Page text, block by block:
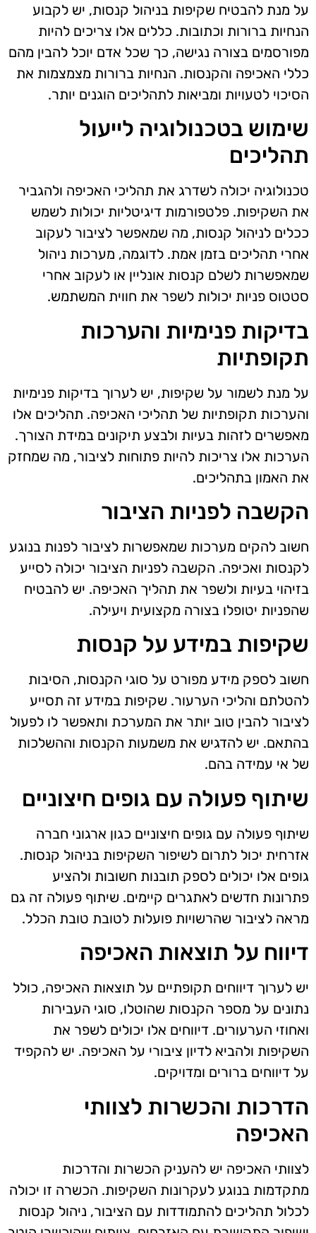
על מנת להבטיח שקיפות בניהול קנסות, יש לקבוע
הנחיות ברורות וכתובות. כללים אלו צריכים להיות
מפורסמים בצורה נגישה, כך שכל אדם יוכל להבין מהם
כללי האכיפה והקנסות. הנחיות ברורות מצמצמות את
הסיכוי לטעויות ומביאות לתהליכים הוגנים יותר.
שימוש בטכנולוגיה לייעול
תהליכים
טכנולוגיה יכולה לשדרג את תהליכי האכיפה ולהגביר
את השקיפות. פלטפורמות דיגיטליות יכולות לשמש
ככלים לניהול קנסות, מה שמאפשר לציבור לעקוב
אחרי תהליכים בזמן אמת. לדוגמה, מערכות ניהול
שמאפשרות לשלם קנסות אונליין או לעקוב אחרי
סטטוס פניות יכולות לשפר את חווית המשתמש.
בדיקות פנימיות והערכות
תקופתיות
על מנת לשמור על שקיפות, יש לערוך בדיקות פנימיות
והערכות תקופתיות של תהליכי האכיפה. תהליכים אלו
מאפשרים לזהות בעיות ולבצע תיקונים במידת הצורך.
הערכות אלו צריכות להיות פתוחות לציבור, מה שמחזק
את האמון בתהליכים.
הקשבה לפניות הציבור
חשוב להקים מערכות שמאפשרות לציבור לפנות בנוגע
לקנסות ואכיפה. הקשבה לפניות הציבור יכולה לסייע
בזיהוי בעיות ולשפר את תהליך האכיפה. יש להבטיח
שהפניות יטופלו בצורה מקצועית ויעילה.
שקיפות במידע על קנסות
חשוב לספק מידע מפורט על סוגי הקנסות, הסיבות
להטלתם והליכי הערעור. שקיפות במידע זה תסייע
לציבור להבין טוב יותר את המערכת ותאפשר לו לפעול
בהתאם. יש להדגיש את משמעות הקנסות וההשלכות
של אי עמידה בהם.
שיתוף פעולה עם גופים חיצוניים
שיתוף פעולה עם גופים חיצוניים כגון ארגוני חברה
אזרחית יכול לתרום לשיפור השקיפות בניהול קנסות.
גופים אלו יכולים לספק תובנות חשובות ולהציע
פתרונות חדשים לאתגרים קיימים. שיתוף פעולה זה גם
מראה לציבור שהרשויות פועלות לטובת טובת הכלל.
דיווח על תוצאות האכיפה
יש לערוך דיווחים תקופתיים על תוצאות האכיפה, כולל
נתונים על מספר הקנסות שהוטלו, סוגי העבירות
ואחוזי הערעורים. דיווחים אלו יכולים לשפר את
השקיפות ולהביא לדיון ציבורי על האכיפה. יש להקפיד
על דיווחים ברורים ומדויקים.
הדרכות והכשרות לצוותי
האכיפה
לצוותי האכיפה יש להעניק הכשרות והדרכות
מתקדמות בנוגע לעקרונות השקיפות. הכשרה זו יכולה
לכלול תהליכים להתמודדות עם הציבור, ניהול קנסות